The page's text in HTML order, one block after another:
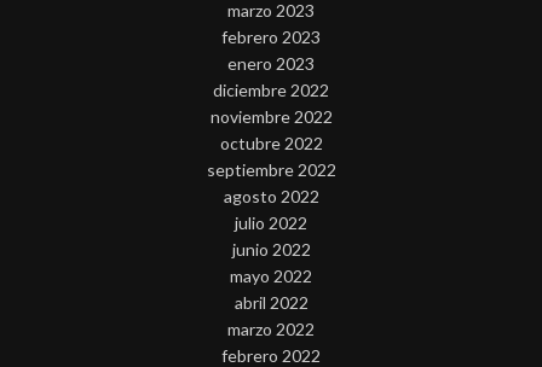
marzo 2023
febrero 2023
enero 2023
diciembre 2022
noviembre 2022
octubre 2022
septiembre 2022
agosto 2022
julio 2022
junio 2022
mayo 2022
abril 2022
marzo 2022
febrero 2022